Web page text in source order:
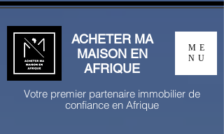
ACHETER MA
MAISON EN
AFRIQUE
Votre premier partenaire immobilier de
confiance en Afrique
ME
NU